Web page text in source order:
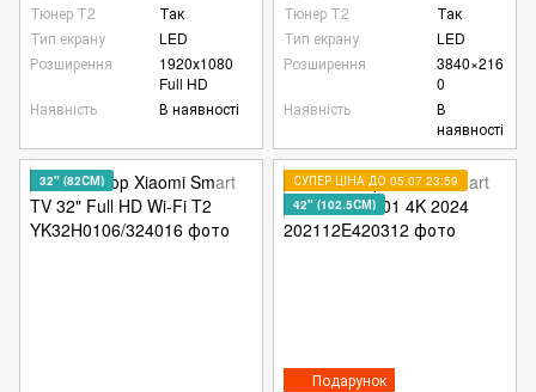
Тюнер Т2
Так
Тип екрану
LED
Розширення
1920х1080
Full HD
Наявність
В наявності
Тюнер Т2
Так
Тип екрану
LED
Розширення
3840×216
0
Наявність
В
наявності
32" (82СМ)
Подарунок
СУПЕР ЦІНА ДО 05.07 23:59
42" (102.5СМ)